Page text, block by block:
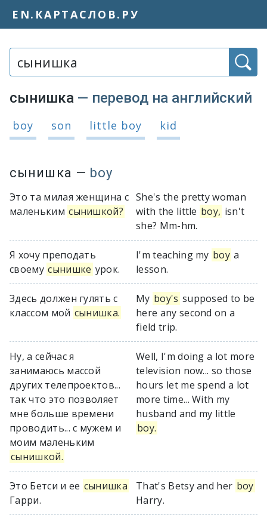
EN.КАРТАСЛОВ.РУ
сынишка — перевод на английский
Варианты перевода слова
boy son little boy kid
сынишка — boy
Это та милая женщина с
маленьким сынишкой?
She's the pretty woman
with the little boy, isn't
she? Mm-hm.
Я хочу преподать
своему сынишке урок.
I'm teaching my boy a
lesson.
Здесь должен гулять с
классом мой сынишка.
My boy's supposed to be
here any second on a
field trip.
Ну, а сейчас я
занимаюсь массой
других телепроектов...
так что это позволяет
мне больше времени
проводить... с мужем и
моим маленьким
сынишкой.
Well, I'm doing a lot more
television now... so those
hours let me spend a lot
more time... With my
husband and my little
boy.
Это Бетси и ее сынишка
Гарри.
That's Betsy and her boy
Harry.